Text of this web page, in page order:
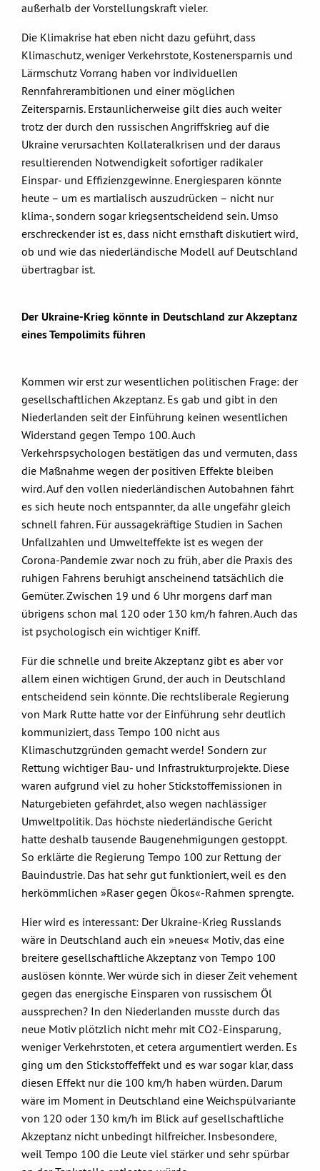
außerhalb der Vorstellungskraft vieler.
Die Klimakrise hat eben nicht dazu geführt, dass
Klimaschutz, weniger Verkehrstote, Kostenersparnis und
Lärmschutz Vorrang haben vor individuellen
Rennfahrerambitionen und einer möglichen
Zeitersparnis. Erstaunlicherweise gilt dies auch weiter
trotz der durch den russischen Angriffskrieg auf die
Ukraine verursachten Kollateralkrisen und der daraus
resultierenden Notwendigkeit sofortiger radikaler
Einspar- und Effizienzgewinne. Energiesparen könnte
heute – um es martialisch auszudrücken – nicht nur
klima-, sondern sogar kriegsentscheidend sein. Umso
erschreckender ist es, dass nicht ernsthaft diskutiert wird,
ob und wie das niederländische Modell auf Deutschland
übertragbar ist.
Der Ukraine-Krieg könnte in Deutschland zur Akzeptanz
eines Tempolimits führen
Kommen wir erst zur wesentlichen politischen Frage: der
gesellschaftlichen Akzeptanz. Es gab und gibt in den
Niederlanden seit der Einführung keinen wesentlichen
Widerstand gegen Tempo 100. Auch
Verkehrspsychologen bestätigen das und vermuten, dass
die Maßnahme wegen der positiven Effekte bleiben
wird. Auf den vollen niederländischen Autobahnen fährt
es sich heute noch entspannter, da alle ungefähr gleich
schnell fahren. Für aussagekräftige Studien in Sachen
Unfallzahlen und Umwelteffekte ist es wegen der
Corona-Pandemie zwar noch zu früh, aber die Praxis des
ruhigen Fahrens beruhigt anscheinend tatsächlich die
Gemüter. Zwischen 19 und 6 Uhr morgens darf man
übrigens schon mal 120 oder 130 km/h fahren. Auch das
ist psychologisch ein wichtiger Kniff.
Für die schnelle und breite Akzeptanz gibt es aber vor
allem einen wichtigen Grund, der auch in Deutschland
entscheidend sein könnte. Die rechtsliberale Regierung
von Mark Rutte hatte vor der Einführung sehr deutlich
kommuniziert, dass Tempo 100 nicht aus
Klimaschutzgründen gemacht werde! Sondern zur
Rettung wichtiger Bau- und Infrastrukturprojekte. Diese
waren aufgrund viel zu hoher Stickstoffemissionen in
Naturgebieten gefährdet, also wegen nachlässiger
Umweltpolitik. Das höchste niederländische Gericht
hatte deshalb tausende Baugenehmigungen gestoppt.
So erklärte die Regierung Tempo 100 zur Rettung der
Bauindustrie. Das hat sehr gut funktioniert, weil es den
herkömmlichen »Raser gegen Ökos«-Rahmen sprengte.
Hier wird es interessant: Der Ukraine-Krieg Russlands
wäre in Deutschland auch ein »neues« Motiv, das eine
breitere gesellschaftliche Akzeptanz von Tempo 100
auslösen könnte. Wer würde sich in dieser Zeit vehement
gegen das energische Einsparen von russischem Öl
aussprechen? In den Niederlanden musste durch das
neue Motiv plötzlich nicht mehr mit CO2-Einsparung,
weniger Verkehrstoten, et cetera argumentiert werden. Es
ging um den Stickstoffeffekt und es war sogar klar, dass
diesen Effekt nur die 100 km/h haben würden. Darum
wäre im Moment in Deutschland eine Weichspülvariante
von 120 oder 130 km/h im Blick auf gesellschaftliche
Akzeptanz nicht unbedingt hilfreicher. Insbesondere,
weil Tempo 100 die Leute viel stärker und sehr spürbar